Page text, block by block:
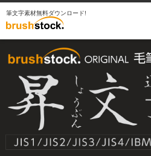
筆文字素材無料ダウンロード!